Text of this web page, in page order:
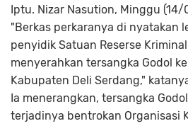
Iptu. Nizar Nasution, Minggu
"Berkas perkaranya di nyatakan
penyidik Satuan Reserse
menyerahkan tersangka Godol
Kabupaten Deli Serdang,"
Ia menerangkan, tersangka
terjadinya bentrokan Organisasi